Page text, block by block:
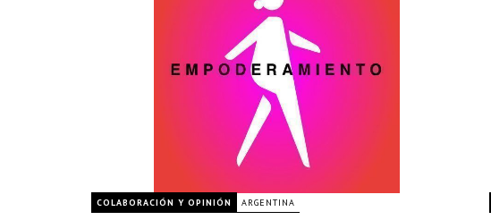
COLABORACIÓN Y OPINIÓN ARGENTINA